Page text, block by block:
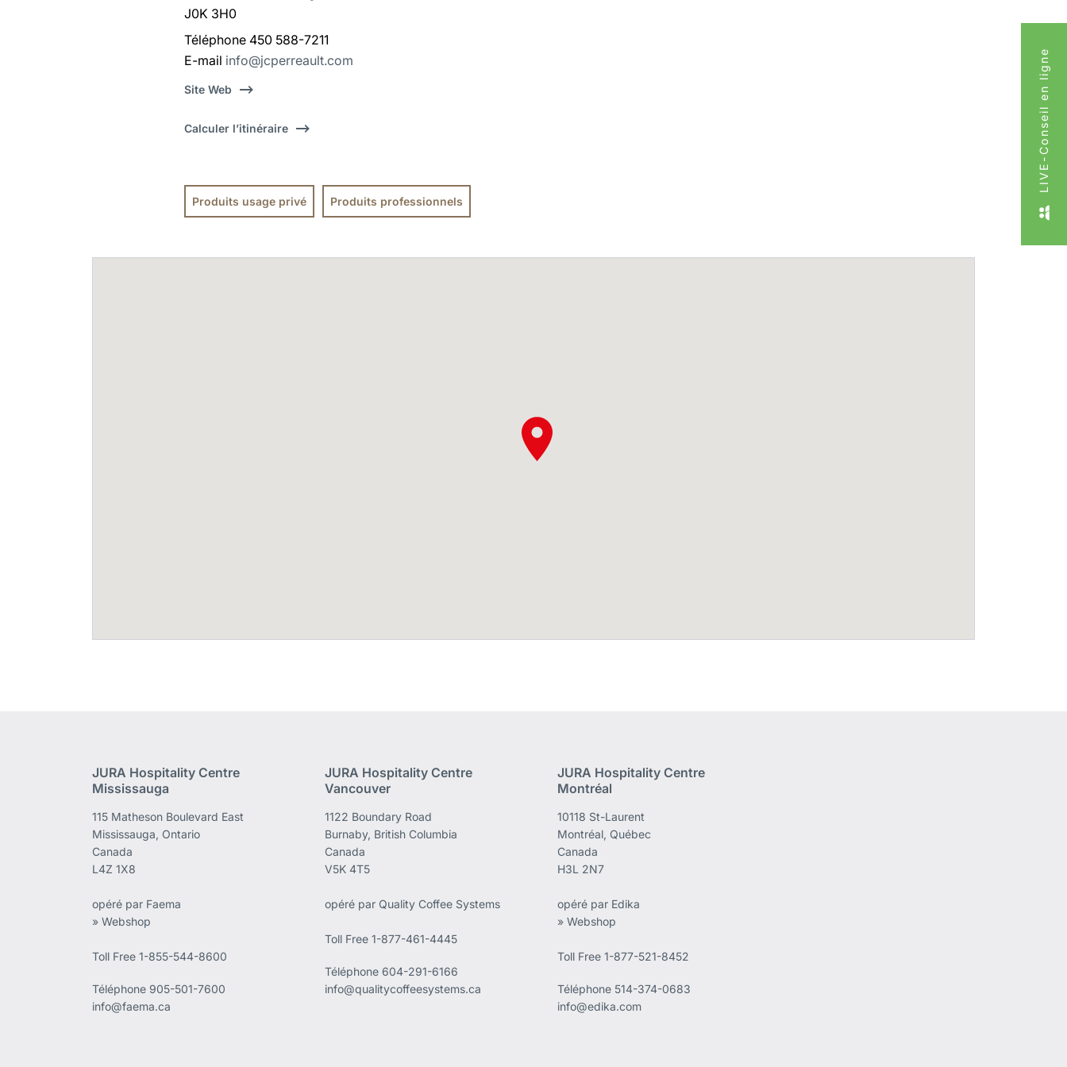
J0K 3H0
Téléphone 450 588-7211
E-mail info@jcperreault.com
Site Web
Calculer l’itinéraire
Produits usage privé Produits professionnels
JURA Hospitality Centre
Mississauga
115 Matheson Boulevard East
Mississauga, Ontario
Canada
L4Z 1X8
opéré par Faema
» Webshop
Toll Free 1-855-544-8600
Téléphone 905-501-7600
info@faema.ca
JURA Hospitality Centre
Vancouver
1122 Boundary Road
Burnaby, British Columbia
Canada
V5K 4T5
opéré par Quality Coffee Systems
Toll Free 1-877-461-4445
Téléphone604-291-6166
info@qualitycoffeesystems.ca
JURA Hospitality Centre
Montréal
10118 St-Laurent
Montréal, Québec
Canada
H3L 2N7
opéré par Edika
» Webshop
Toll Free 1-877-521-8452
Téléphone 514-374-0683
info@edika.com
LIVE-Conseil en ligne